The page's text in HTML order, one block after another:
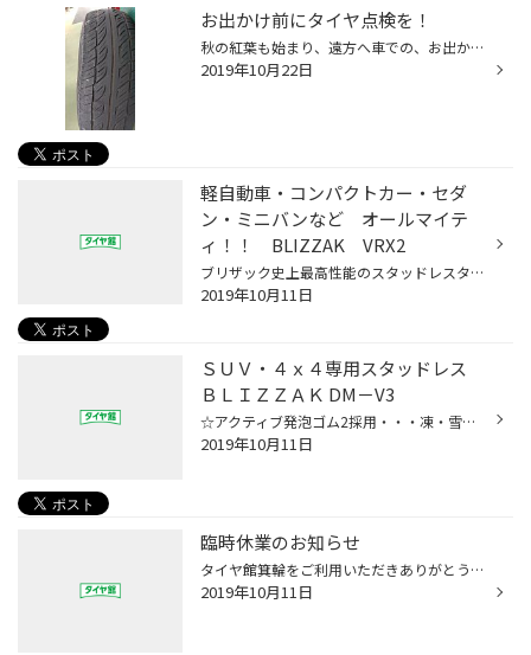
お出かけ前にタイヤ点検を！
秋の紅葉も始まり、遠方へ車での、お出かけすることも多くなりますね。 お出かけ前にタイヤの点検をしてください。 空気圧、残溝などの点検の他に、タイヤサイドの傷、ひび割れ、なども点検は 重要です。 一番判断の難しい点検は、タイヤの使用開始から何年経過しているかも、重要になります。 「溝...
2019年10月22日
軽自動車・コンパクトカー・セダ
ン・ミニバンなど オールマイテ
ィ！！ BLIZZAK VRX2
ブリザック史上最高性能のスタッドレスタイヤ VRX比・・・ 氷上ブレーキ10％短縮 摩耗ライフ22％向上 静粛性31％低減 ☆雪道となった高速でも安心して走行できます ☆ドライブ中でも車内が静か。スムーズな会話が可能 ☆ブラックアイスバーンでもよく効く ☆急ブレーキ時でも確かな効き
2019年10月11日
ＳＵＶ・４ｘ４専用スタッドレス
ＢＬＩＺＺＡＫ DM－V3
☆アクティブ発泡ゴム2採用・・・凍・雪結路において、しっかり止まる、曲がる ☆SUV専用パターン・・・雨の日でも安心感抜群 ☆長持ち・・・ロングライフで経済的！！ DMV2対比・・・ 氷上ブレーキ９％短縮 ウェットブレーキ６％短縮 摩耗ライフ２５％向上
2019年10月11日
臨時休業のお知らせ
タイヤ館箕輪をご利用いただきありがとうございます。 明日10/12【土】台風接近の為臨時休業とさせていただきます。 ご迷惑をおかけ致します。よろしくお願いいたします。
2019年10月11日